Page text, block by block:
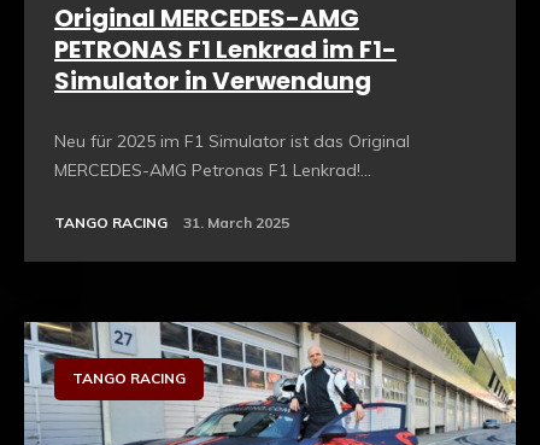
Original MERCEDES-AMG
PETRONAS F1 Lenkrad im F1-
Simulator in Verwendung
Neu für 2025 im F1 Simulator ist das Original
MERCEDES-AMG Petronas F1 Lenkrad!...
TANGO RACING 31. March 2025
TANGO RACING